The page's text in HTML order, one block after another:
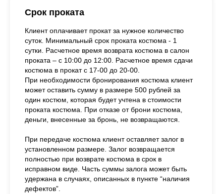
Срок проката
Клиент оплачивает прокат за нужное количество
суток. Минимальный срок проката костюма - 1
сутки. Расчетное время возврата костюма в салон
проката – с 10:00 до 12:00. Расчетное время сдачи
костюма в прокат с 17-00 до 20-00.
При необходимости бронирования костюма клиент
может оставить сумму в размере 500 рублей за
один костюм, которая будет учтена в стоимости
проката костюма. При отказе от брони костюма,
деньги, внесенные за бронь, не возвращаются.
При передаче костюма клиент оставляет залог в
установленном размере. Залог возвращается
полностью при возврате костюма в срок в
исправном виде. Часть суммы залога может быть
удержана в случаях, описанных в пункте “наличия
дефектов”.